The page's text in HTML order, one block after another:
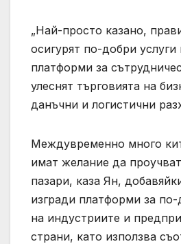
„Най-просто казано,
осигурят по-добри
платформи за
улеснят търговията на
данъчни и логистични
Междувременно много
имат желание да
пазари, каза Ян,
изгради платформи за
на индустриите и
страни, като използва